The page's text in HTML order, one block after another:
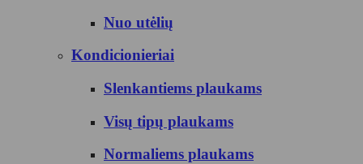
Nuo utėlių
Kondicionieriai
Slenkantiems plaukams
Visų tipų plaukams
Normaliems plaukams